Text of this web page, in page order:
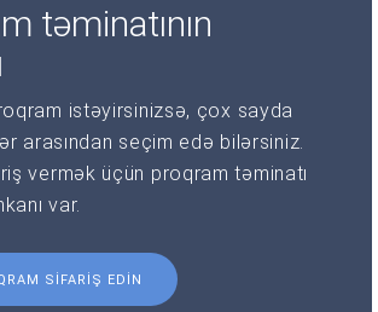
təminatının
istəyirsinizsə, çox sayda
arasından seçim edə bilərsiniz.
vermək üçün proqram təminatı
var.
SIFARIŞ EDIN